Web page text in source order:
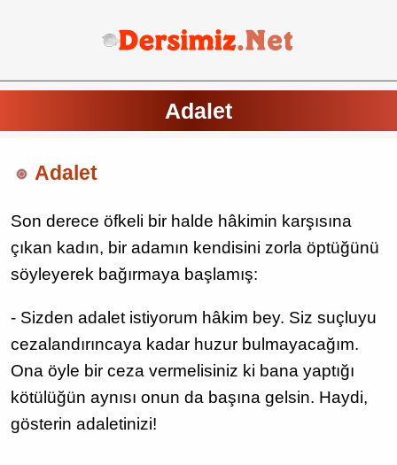
Adalet
Adalet
Son derece öfkeli bir halde hâkimin karşısına
çıkan kadın, bir adamın kendisini zorla öptüğünü
söyleyerek bağırmaya başlamış:
- Sizden adalet istiyorum hâkim bey. Siz suçluyu
cezalandırıncaya kadar huzur bulmayacağım.
Ona öyle bir ceza vermelisiniz ki bana yaptığı
kötülüğün aynısı onun da başına gelsin. Haydi,
gösterin adaletinizi!